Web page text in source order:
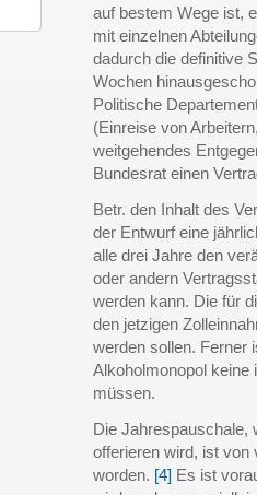
auf bestem Wege ist,
mit einzelnen
dadurch die definitive
Wochen
Politische
(Einreise von
weitgehendes
Bundesrat einen
Betr. den Inhalt des
der Entwurf eine
alle drei Jahre den
oder andern
werden kann. Die für
den jetzigen
werden sollen. Ferner
Alkoholmonopol keine
müssen.
Die Jahrespauschale,
offerieren wird, ist von
worden. [4] Es ist